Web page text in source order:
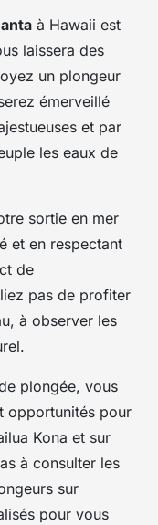
à Hawaii est
laissera des
un plongeur
émerveillé
et par
les eaux de
sortie en mer
et en respectant
de
pas de profiter
à observer les
plongée, vous
opportunités pour
Kona et sur
à consulter les
sur
pour vous